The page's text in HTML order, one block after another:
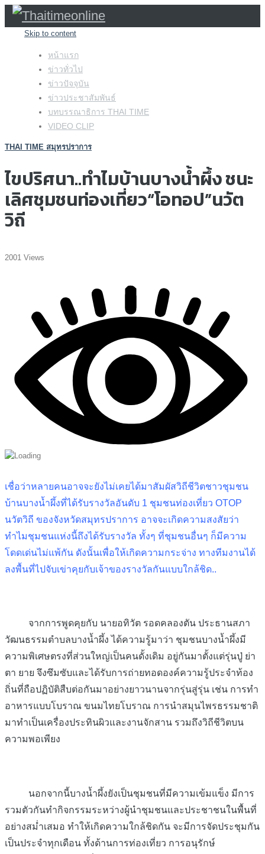
Skip to content
หน้าแรก
ข่าวทั่วไป
ข่าวปัจจุบัน
ข่าวประชาสัมพันธ์
บทบรรณาธิการ THAI TIME
VIDEO CLIP
THAI TIME สมุทรปราการ
ไขปริศนา..ทำไมบ้านบางน้ำผึ้ง ชนะ
เลิศชุมชนท่องเที่ยว“โอทอป”นวัต
วิถี
2001 Views
เชื่อว่าหลายคนอาจจะยังไม่เคยได้มาสัมผัสวิถีชีวิตชาวชุมชน
บ้านบางน้ำผึ้งที่ได้รับรางวัลอันดับ 1 ชุมชนท่องเที่ยว OTOP
นวัตวิถี ของจังหวัดสมุทรปราการ อาจจะเกิดความสงสัยว่า
ทำไมชุมชนแห่งนี้ถึงได้รับรางวัล ทั้งๆ ที่ชุมชนอื่นๆ ก็มีความ
โดดเด่นไม่แพ้กัน ดังนั้นเพื่อให้เกิดความกระจ่าง ทางทีมงานได้
ลงพื้นที่ไปจับเข่าคุยกับเจ้าของรางวัลกันแบบใกล้ชิด..
จากการพูดคุยกับ นายอทิวัต รอดคลองตัน ประธานสภา
วัฒนธรรมตำบลบางน้ำผึ้ง ได้ความรู้มาว่า ชุมชนบางน้ำผึ้งมี
ความพิเศษตรงที่ส่วนใหญ่เป็นคนดั้งเดิม อยู่กันมาตั้งแต่รุ่นปู่ ย่า
ตา ยาย จึงซึมซับและได้รับการถ่ายทอดองค์ความรู้ประจำท้อง
ถิ่นที่ถือปฏิบัติสืบต่อกันมาอย่างยาวนานจากรุ่นสู่รุ่น เช่น การทำ
อาหารแบบโบราณ ขนมไทยโบราณ การนำสมุนไพรธรรมชาติ
มาทำเป็นเครื่องประทินผิวและงานจักสาน รวมถึงวิถีชีวิตบน
ความพอเพียง
นอกจากนี้บางน้ำผึ้งยังเป็นชุมชนที่มีความเข้มแข็ง มีการ
รวมตัวกันทำกิจกรรมระหว่างผู้นำชุมชนและประชาชนในพื้นที่
อย่างสม่ำเสมอ ทำให้เกิดความใกล้ชิดกัน จะมีการจัดประชุมกัน
เป็นประจำทุกเดือน ทั้งด้านการท่องเที่ยว การอนุรักษ์